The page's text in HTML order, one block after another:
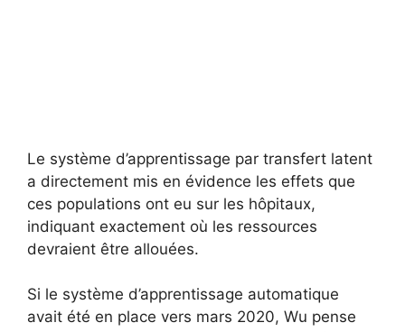
Le système d’apprentissage par transfert latent
a directement mis en évidence les effets que
ces populations ont eu sur les hôpitaux,
indiquant exactement où les ressources
devraient être allouées.
Si le système d’apprentissage automatique
avait été en place vers mars 2020, Wu pense